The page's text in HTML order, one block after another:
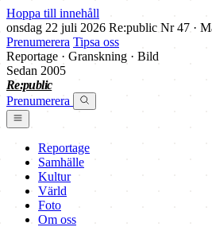
Hoppa till innehåll
onsdag 22 juli 2026 Re:public Nr 47 ·
Prenumerera Tipsa oss
Reportage · Granskning · Bild
Sedan 2005
Re:public
Prenumerera
Reportage
Samhälle
Kultur
Värld
Foto
Om oss